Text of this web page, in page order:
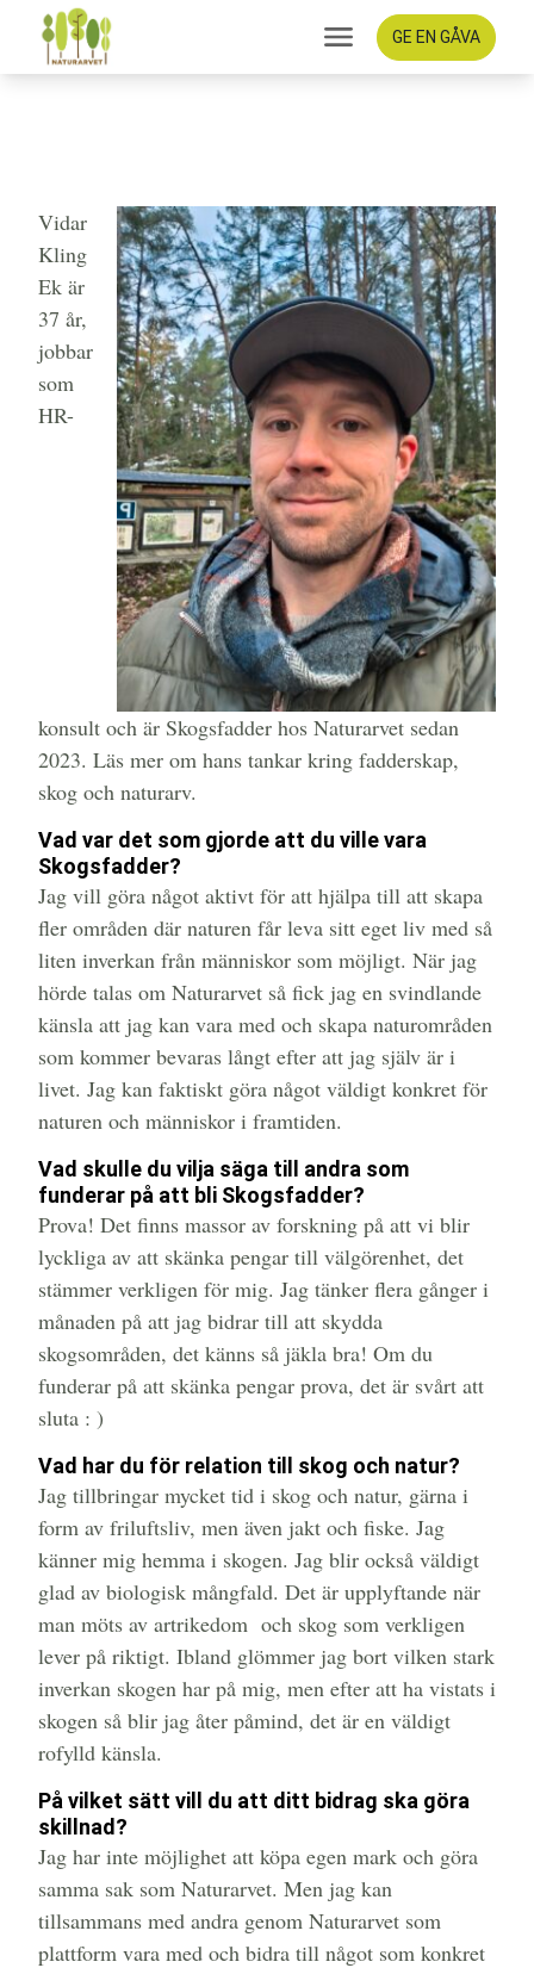
GE EN GÅVA
Vidar
Kling
Ek är
37 år,
jobbar
som
HR-
konsult och är Skogsfadder hos Naturarvet sedan
2023. Läs mer om hans tankar kring fadderskap,
skog och naturarv.
Vad var det som gjorde att du ville vara
Skogsfadder?
Jag vill göra något aktivt för att hjälpa till att skapa
fler områden där naturen får leva sitt eget liv med så
liten inverkan från människor som möjligt. När jag
hörde talas om Naturarvet så fick jag en svindlande
känsla att jag kan vara med och skapa naturområden
som kommer bevaras långt efter att jag själv är i
livet. Jag kan faktiskt göra något väldigt konkret för
naturen och människor i framtiden.
Vad skulle du vilja säga till andra som
funderar på att bli Skogsfadder?
Prova! Det finns massor av forskning på att vi blir
lyckliga av att skänka pengar till välgörenhet, det
stämmer verkligen för mig. Jag tänker flera gånger i
månaden på att jag bidrar till att skydda
skogsområden, det känns så jäkla bra! Om du
funderar på att skänka pengar prova, det är svårt att
sluta : )
Vad har du för relation till skog och natur?
Jag tillbringar mycket tid i skog och natur, gärna i
form av friluftsliv, men även jakt och fiske. Jag
känner mig hemma i skogen. Jag blir också väldigt
glad av biologisk mångfald. Det är upplyftande när
man möts av artrikedom och skog som verkligen
lever på riktigt. Ibland glömmer jag bort vilken stark
inverkan skogen har på mig, men efter att ha vistats i
skogen så blir jag åter påmind, det är en väldigt
rofylld känsla.
På vilket sätt vill du att ditt bidrag ska göra
skillnad?
Jag har inte möjlighet att köpa egen mark och göra
samma sak som Naturarvet. Men jag kan
tillsammans med andra genom Naturarvet som
plattform vara med och bidra till något som konkret